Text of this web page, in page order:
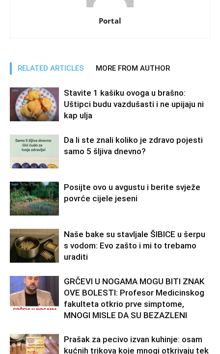
Portal
RELATED ARTICLES MORE FROM AUTHOR
Stavite 1 kašiku ovoga u brašno:
Uštipci budu vazdušasti i ne upijaju ni
kap ulja
Da li ste znali koliko je zdravo pojesti
samo 5 šljiva dnevno?
Posijte ovo u avgustu i berite svježe
povrće cijele jeseni
Naše bake su stavljale ŠIBICE u šerpu
s vodom: Evo zašto i mi to trebamo
uraditi
GRČEVI U NOGAMA MOGU BITI ZNAK
OVE BOLESTI: Profesor Medicinskog
fakulteta otkrio prve simptome,
MNOGI MISLE DA SU BEZAZLENI
Prašak za pecivo izvan kuhinje: osam
kućnih trikova koje mnogi otkrivaju tek